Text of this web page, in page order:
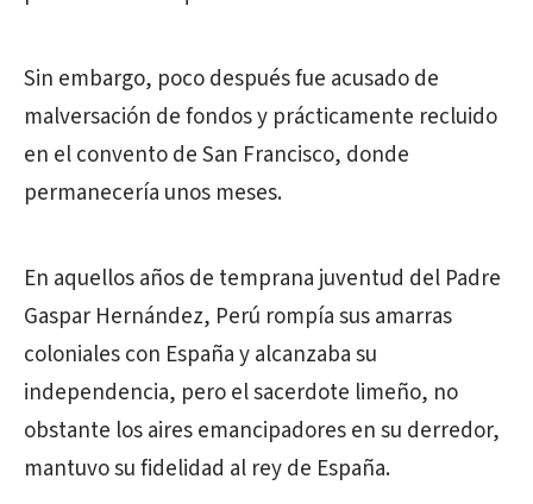
Sin embargo, poco después fue acusado de
malversación de fondos y prácticamente recluido
en el convento de San Francisco, donde
permanecería unos meses.
En aquellos años de temprana juventud del Padre
Gaspar Hernández, Perú rompía sus amarras
coloniales con España y alcanzaba su
independencia, pero el sacerdote limeño, no
obstante los aires emancipadores en su derredor,
mantuvo su fidelidad al rey de España.